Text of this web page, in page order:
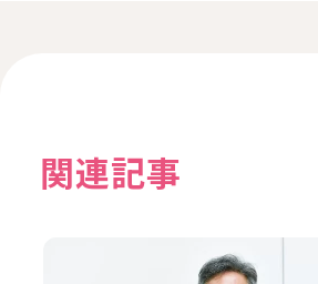
関連記事